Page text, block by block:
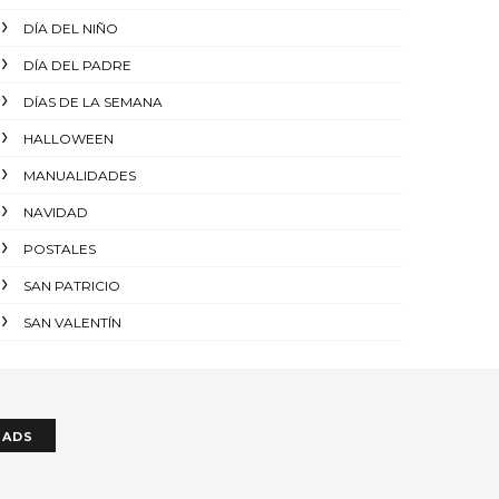
DÍA DEL NIÑO
DÍA DEL PADRE
DÍAS DE LA SEMANA
HALLOWEEN
MANUALIDADES
NAVIDAD
POSTALES
SAN PATRICIO
SAN VALENTÍN
ADS